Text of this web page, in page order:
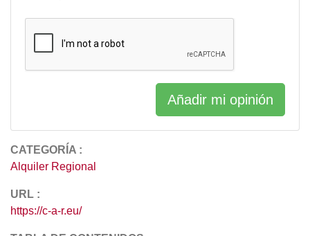
CATEGORÍA :
Alquiler Regional
URL :
https://c-a-r.eu/
Añadir mi opinión